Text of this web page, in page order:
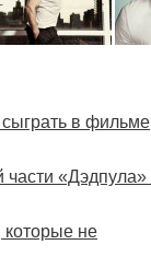
в фильме
части «Дэдпула»
которые не